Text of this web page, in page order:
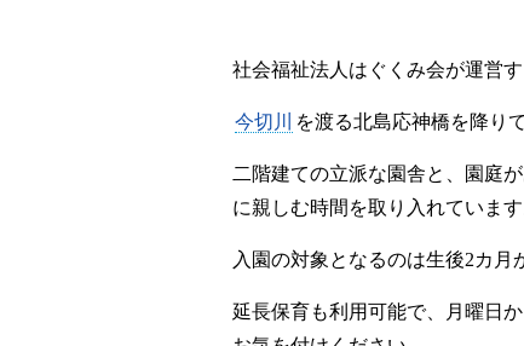
社会福祉法人はぐくみ会が運営
今切川 を渡る北島応神橋を降り
二階建ての立派な園舎と、園庭
に親しむ時間を取り入れています
入園の対象となるのは生後2カ月
延長保育も利用可能で、月曜日